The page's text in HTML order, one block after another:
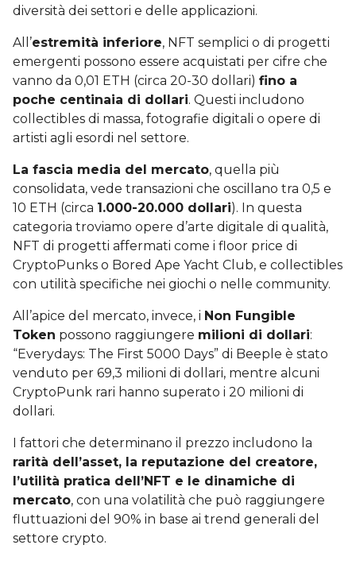
diversità dei settori e delle applicazioni.
All’estremità inferiore, NFT semplici o di progetti
emergenti possono essere acquistati per cifre che
vanno da 0,01 ETH (circa 20-30 dollari) fino a
poche centinaia di dollari. Questi includono
collectibles di massa, fotografie digitali o opere di
artisti agli esordi nel settore.
La fascia media del mercato, quella più
consolidata, vede transazioni che oscillano tra 0,5 e
10 ETH (circa 1.000-20.000 dollari). In questa
categoria troviamo opere d’arte digitale di qualità,
NFT di progetti affermati come i floor price di
CryptoPunks o Bored Ape Yacht Club, e collectibles
con utilità specifiche nei giochi o nelle community.
All’apice del mercato, invece, i Non Fungible
Token possono raggiungere milioni di dollari:
“Everydays: The First 5000 Days” di Beeple è stato
venduto per 69,3 milioni di dollari, mentre alcuni
CryptoPunk rari hanno superato i 20 milioni di
dollari.
I fattori che determinano il prezzo includono la
rarità dell’asset, la reputazione del creatore,
l’utilità pratica dell’NFT e le dinamiche di
mercato, con una volatilità che può raggiungere
fluttuazioni del 90% in base ai trend generali del
settore crypto.